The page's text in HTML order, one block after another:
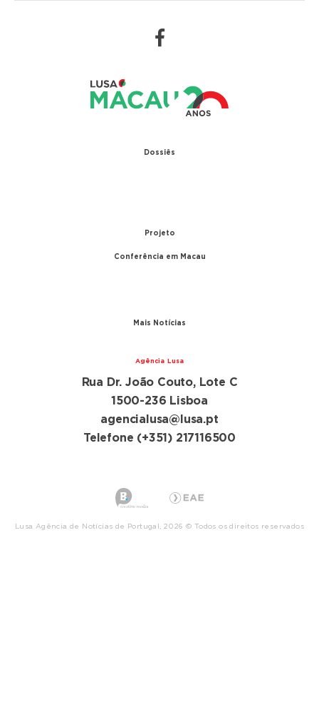
Dossiês
Projeto
Conferência em Macau
Mais Notícias
Agência Lusa
Rua Dr. João Couto, Lote C
1500-236 Lisboa
agencialusa@lusa.pt
Telefone (+351) 217116500
Lusa Agência de Notícias de Portugal, 2026 © Todos os direitos reservados